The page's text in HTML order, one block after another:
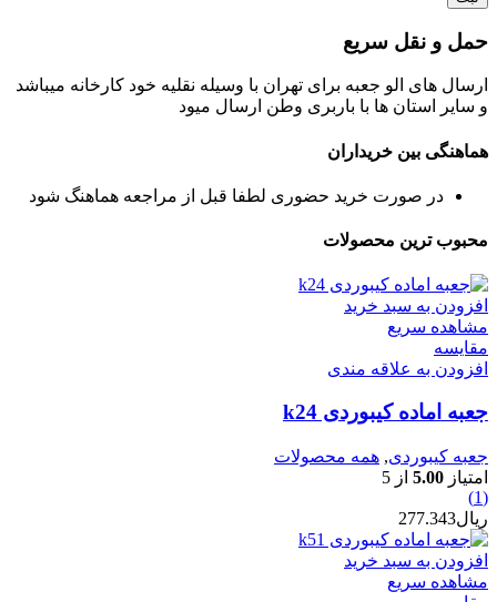
حمل و نقل سریع
ارسال های الو جعبه برای تهران با وسیله نقلیه خود کارخانه میباشد
و سایر استان ها با باربری وطن ارسال میود
هماهنگی بین خریداران
در صورت خرید حضوری لطفا قبل از مراجعه هماهنگ شود
محبوب ترین محصولات
افزودن به سبد خرید
مشاهده سریع
مقایسه
افزودن به علاقه مندی
جعبه اماده کیبوردی k24
جعبه کیبوردی, همه محصولات
امتیاز 5.00 از 5
(1)
ریال277.343
افزودن به سبد خرید
مشاهده سریع